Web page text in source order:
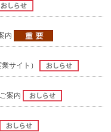
内
サイト）
案内